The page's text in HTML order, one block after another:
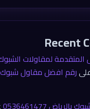
Recent
لمقاولات
رقم افضل مقاول شبوك
0536461477